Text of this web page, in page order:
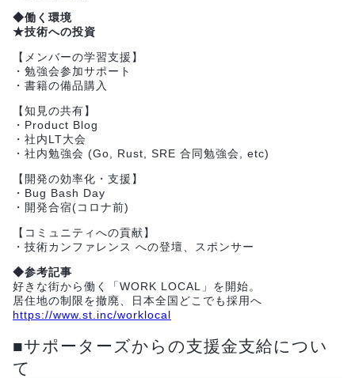
◆働く環境
★技術への投資
【メンバーの学習支援】
・勉強会参加サポート
・書籍の備品購入
【知見の共有】
・Product Blog
・社内LT大会
・社内勉強会 (Go, Rust, SRE 合同勉強会, etc)
【開発の効率化・支援】
・Bug Bash Day
・開発合宿(コロナ前)
【コミュニティへの貢献】
・技術カンファレンス への登壇、スポンサー
◆参考記事
好きな街から働く「WORK LOCAL」を開始。
居住地の制限を撤廃、日本全国どこでも採用へ
https://www.st.inc/worklocal
■サポーターズからの支援金支給につい
て